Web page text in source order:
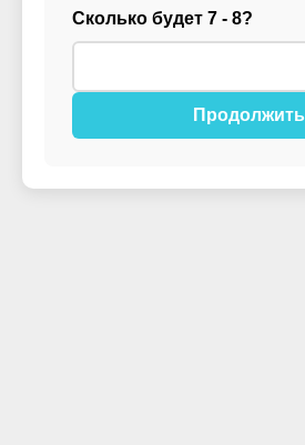
Сколько будет 7 - 8?
Продолжить